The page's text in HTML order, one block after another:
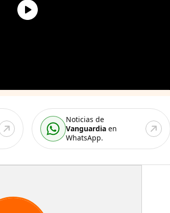
Noticias de
Vanguardia en
WhatsApp.